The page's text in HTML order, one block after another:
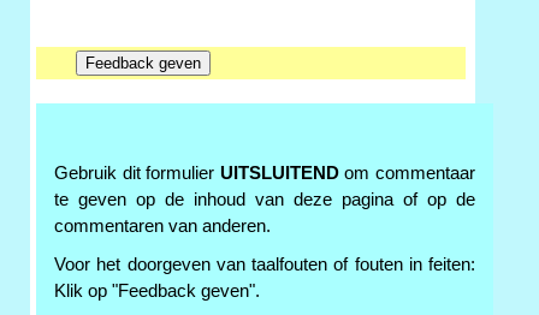
Gebruik dit formulier UITSLUITENDom commentaar
te geven op de inhoud van deze pagina of op de
commentaren van anderen.
Voor het doorgeven van taalfouten of fouten in feiten:
Klik op "Feedback geven".